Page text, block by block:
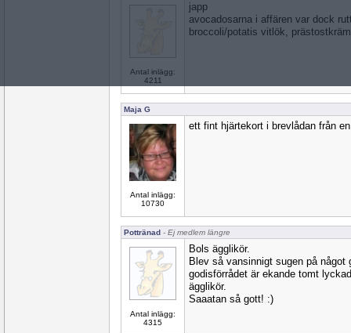
Antal inlägg:
4211
japp
avocadosarna i affären var dock
broccoli/potatis vitlök,
Maja G
Antal inlägg:
10730
ett fint hjärtekort i brevlådan från
Pottränad - Ej medlem längre
Antal inlägg:
4315
Bols ägglikör.
Blev så vansinnigt sugen på något
godisförrådet är ekande tomt
ägglikör.
Saaatan så gott! :)